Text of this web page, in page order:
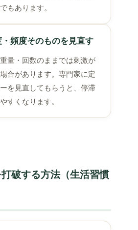
もあります。
頻度そのものを見直す
量・回数のままでは刺激が
合があります。専門家に定
を見直してもらうと、停滞
すくなります。
破する方法（生活習慣